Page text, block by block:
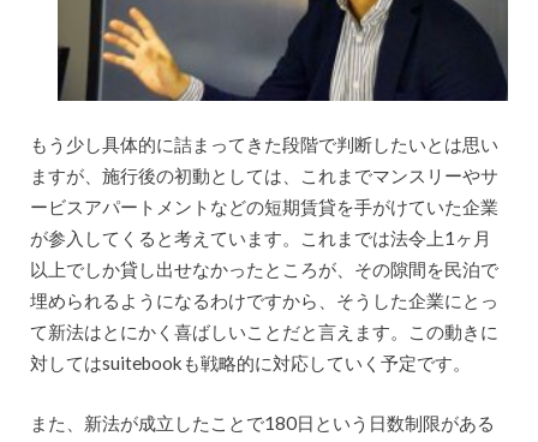
もう少し具体的に詰まってきた段階で判断したいとは思い
ますが、施行後の初動としては、これまでマンスリーやサ
ービスアパートメントなどの短期賃貸を手がけていた企業
が参入してくると考えています。これまでは法令上1ヶ月
以上でしか貸し出せなかったところが、その隙間を民泊で
埋められるようになるわけですから、そうした企業にとっ
て新法はとにかく喜ばしいことだと言えます。この動きに
対してはsuitebookも戦略的に対応していく予定です。
また、新法が成立したことで180日という日数制限がある